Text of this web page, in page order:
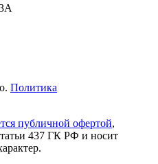
Политика
публичной офертой,
437 ГК РФ и носит